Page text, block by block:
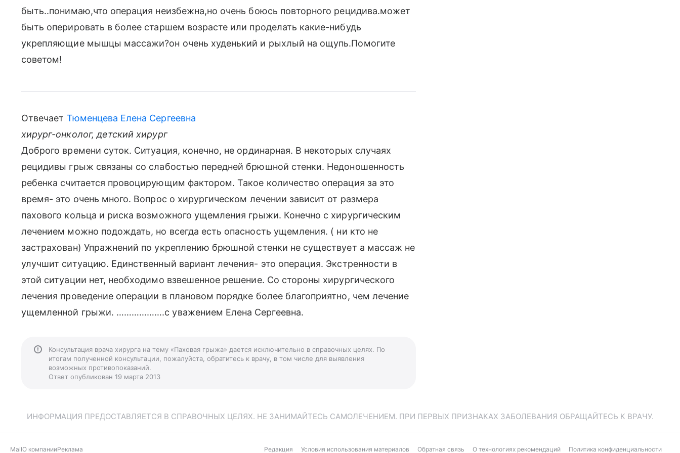
быть..понимаю,что операция неизбежна,но очень боюсь повторного рецидива.может
быть оперировать в более старшем возрасте или проделать какие-нибудь
укрепляющие мышцы массажи?он очень худенький и рыхлый на ощупь.Помогите
советом!
Отвечает Тюменцева Елена Сергеевна
хирург-онколог, детский хирург
Доброго времени суток. Ситуация, конечно, не ординарная. В некоторых случаях
рецидивы грыж связаны со слабостью передней брюшной стенки. Недоношенность
ребенка считается провоцирующим фактором. Такое количество операция за это
время- это очень много. Вопрос о хирургическом лечении зависит от размера
пахового кольца и риска возможного ущемления грыжи. Конечно с хирургическим
лечением можно подождать, но всегда есть опасность ущемления. ( ни кто не
застрахован) Упражнений по укреплению брюшной стенки не существует а массаж не
улучшит ситуацию. Единственный вариант лечения- это операция. Экстренности в
этой ситуации нет, необходимо взвешенное решение. Со стороны хирургического
лечения проведение операции в плановом порядке более благоприятно, чем лечение
ущемленной грыжи. ……………….с уважением Елена Сергеевна.
Консультация врача хирурга на тему «Паховая грыжа» дается исключительно в справочных целях. По
итогам полученной консультации, пожалуйста, обратитесь к врачу, в том числе для выявления
возможных противопоказаний.
Ответ опубликован 19 марта 2013
ИНФОРМАЦИЯ ПРЕДОСТАВЛЯЕТСЯ В СПРАВОЧНЫХ ЦЕЛЯХ. НЕ ЗАНИМАЙТЕСЬ САМОЛЕЧЕНИЕМ. ПРИ ПЕРВЫХ ПРИЗНАКАХ ЗАБОЛЕВАНИЯ ОБРАЩАЙТЕСЬ К ВРАЧУ.
MailО компанииРеклама Редакция Условия использования материалов Обратная связь О технологиях рекомендаций Политика конфиденциальности